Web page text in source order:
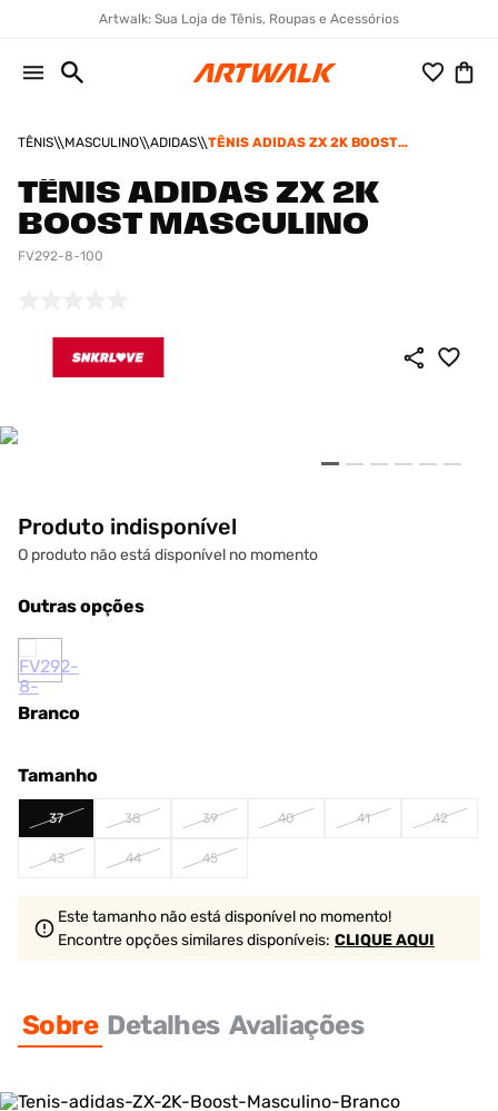
Artwalk: Sua Loja de Tênis, Roupas e Acessórios
TÊNIS MASCULINO ADIDAS
TÊNIS ADIDAS ZX 2K BOOST
TÊNIS ADIDAS ZX 2K
BOOST MASCULINO
FV292-8-100
Produto indisponível
O produto não está disponível no momento
Outras opções
Branco
Tamanho
37 38 39 40 41 42
43 44 45
Este tamanho não está disponível no momento!
Encontre opções similaresdisponíveis: CLIQUE AQUI
Sobre Detalhes Avaliações